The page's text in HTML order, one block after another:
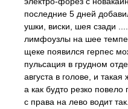
последние 5 дней
ушки, виски, шея сзади
лимфоузлы на шее
щеке появился герпес
пульсация в грудном
августа в голове, и
а как будто резко
с права на лево водит